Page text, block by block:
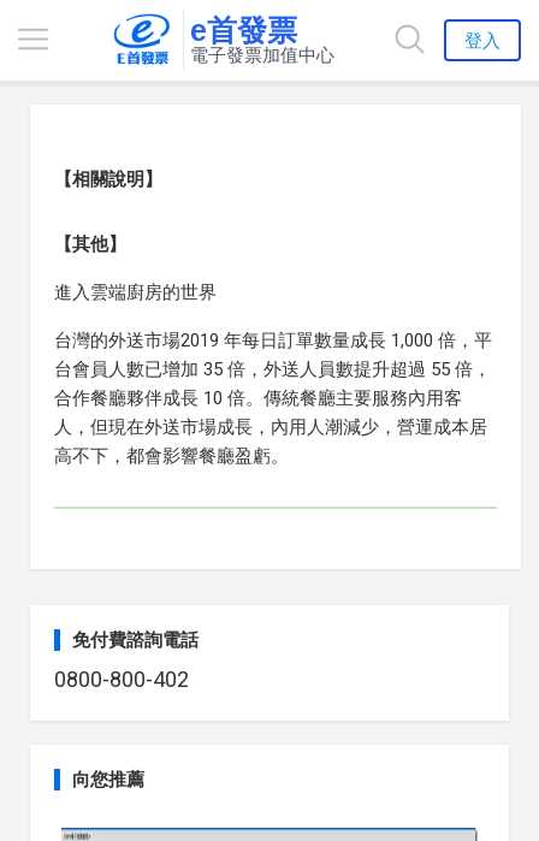
e首發票
電子發票加值中心
登入
【相關說明】
【其他】
進入雲端廚房的世界
台灣的外送市場2019 年每日訂單數量成長 1,000 倍，平
台會員人數已增加 35 倍，外送人員數提升超過 55 倍，
合作餐廳夥伴成長 10 倍。傳統餐廳主要服務內用客
人，但現在外送市場成長，內用人潮減少，營運成本居
高不下，都會影響餐廳盈虧。
免付費諮詢電話
0800-800-402
向您推薦